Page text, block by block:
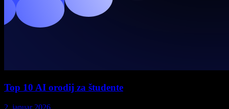
Top 10 AI orodij za študente
2. januar 2026